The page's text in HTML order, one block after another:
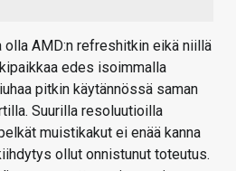
AMD:n refreshitkin eikä niillä
edes isoimmalla
pitkin käytännössä saman
Suurilla resoluutioilla
muistikakut ei enää kanna
ollut onnistunut toteutus.